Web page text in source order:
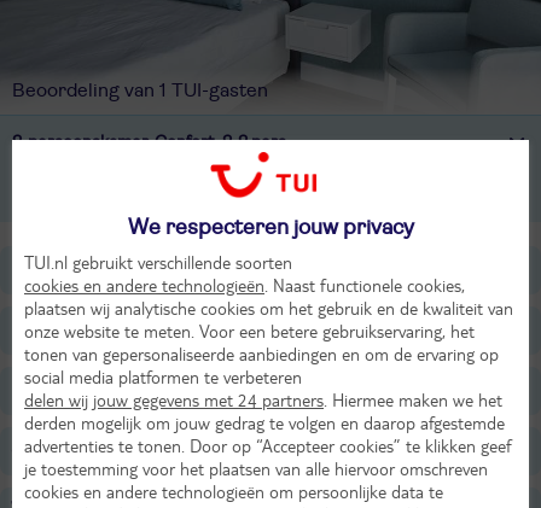
Beoordeling van 1 TUI-gasten
2-persoonskamer, Confort, 2-2 pers
2-persoonskamer, Zeezicht, 2-2 pers
Ligging
Faciliteiten
Restaurants/Bars
Strand
We respecteren jouw privacy
TUI.nl gebruikt verschillende soorten
cookies en andere technologieën . Naast functionele cookies,
plaatsen wij analytische cookies om het gebruik en de kwaliteit van
onze website te meten. Voor een betere gebruikservaring, het
tonen van gepersonaliseerde aanbiedingen en om de ervaring op
social media platformen te verbeteren
delen wij jouw gegevens met 24 partners . Hiermee maken we het
derden mogelijk om jouw gedrag te volgen en daarop afgestemde
advertenties te tonen. Door op “Accepteer cookies” te klikken geef
je toestemming voor het plaatsen van alle hiervoor omschreven
cookies en andere technologieën om persoonlijke data te